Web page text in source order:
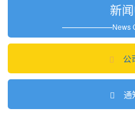
新
News
公
通